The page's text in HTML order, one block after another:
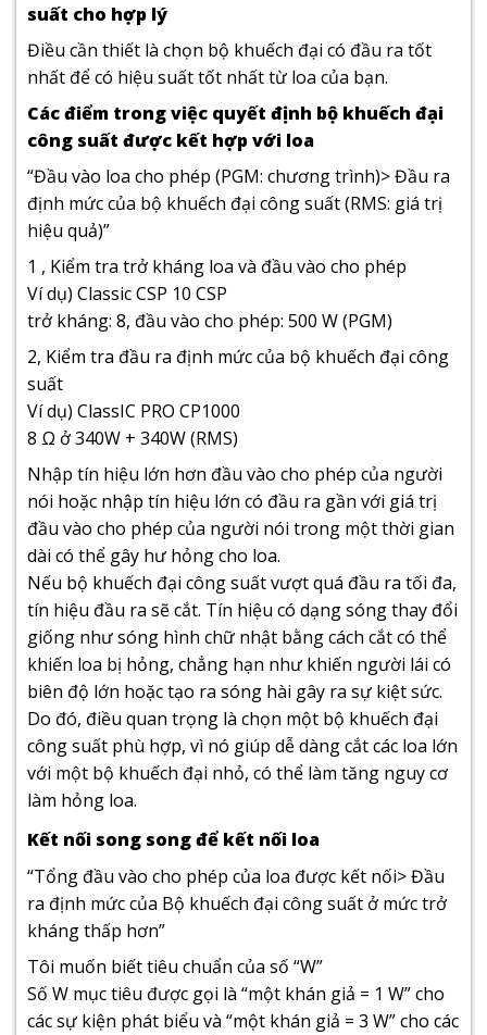
suất cho hợp lý
Điều cần thiết là chọn bộ khuếch đại có đầu ra tốt
nhất để có hiệu suất tốt nhất từ loa của bạn.
Các điểm trong việc quyết định bộ khuếch đại
công suất được kết hợp với loa
“Đầu vào loa cho phép (PGM: chương trình)> Đầu ra
định mức của bộ khuếch đại công suất (RMS: giá trị
hiệu quả)”
1 , Kiểm tra trở kháng loa và đầu vào cho phép
Ví dụ) Classic CSP 10 CSP
trở kháng: 8, đầu vào cho phép: 500 W (PGM)
2, Kiểm tra đầu ra định mức của bộ khuếch đại công
suất
Ví dụ) ClassIC PRO CP1000
8 Ω ở 340W + 340W (RMS)
Nhập tín hiệu lớn hơn đầu vào cho phép của người
nói hoặc nhập tín hiệu lớn có đầu ra gần với giá trị
đầu vào cho phép của người nói trong một thời gian
dài có thể gây hư hỏng cho loa.
Nếu bộ khuếch đại công suất vượt quá đầu ra tối đa,
tín hiệu đầu ra sẽ cắt. Tín hiệu có dạng sóng thay đổi
giống như sóng hình chữ nhật bằng cách cắt có thể
khiến loa bị hỏng, chẳng hạn như khiến người lái có
biên độ lớn hoặc tạo ra sóng hài gây ra sự kiệt sức.
Do đó, điều quan trọng là chọn một bộ khuếch đại
công suất phù hợp, vì nó giúp dễ dàng cắt các loa lớn
với một bộ khuếch đại nhỏ, có thể làm tăng nguy cơ
làm hỏng loa.
Kết nối song song để kết nối loa
“Tổng đầu vào cho phép của loa được kết nối> Đầu
ra định mức của Bộ khuếch đại công suất ở mức trở
kháng thấp hơn”
Tôi muốn biết tiêu chuẩn của số “W”
Số W mục tiêu được gọi là “một khán giả = 1 W” cho
các sự kiện phát biểu và “một khán giả = 3 W” cho các